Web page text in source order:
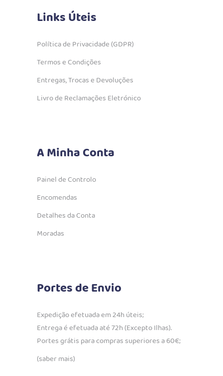
Links Úteis
Política de Privacidade (GDPR)
Termos e Condições
Entregas, Trocas e Devoluções
Livro de Reclamações Eletrónico
A Minha Conta
Painel de Controlo
Encomendas
Detalhes da Conta
Moradas
Portes de Envio
Expedição efetuada em 24h úteis;
Entrega é efetuada até 72h (Excepto Ilhas).
Portes grátis para compras superiores a 60€;
(saber mais)